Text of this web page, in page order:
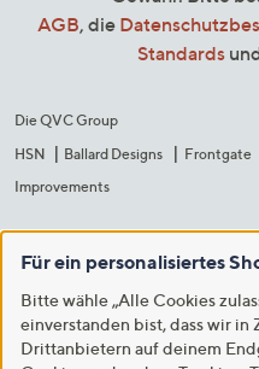
AGB, die
Standards
Die QVC Group
HSN
Ballard Designs Frontgate
Improvements
Für ein personalisiertes
Bitte wähle „Alle Cookies
einverstanden bist, dass wir in
Drittanbietern auf deinem